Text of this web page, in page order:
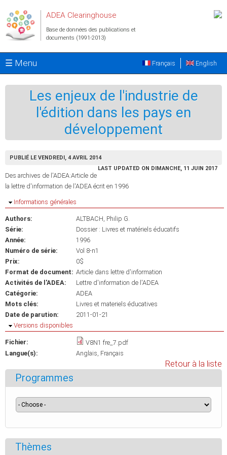
ADEA Clearinghouse
Base de données des publications et
documents (1991-2013)
☰ Menu English
Français
Les enjeux de l'industrie de
l'édition dans les pays en
développement
PUBLIÉ LE VENDREDI, 4 AVRIL 2014
LAST UPDATED ON DIMANCHE, 11 JUIN 2017
Des archives de l'ADEA:Article de
la lettre d'information de l'ADEA écrit en 1996
Masquer
Informations générales
Authors:
ALTBACH, Philip G.
Série:
Dossier : Livres et matériels éducatifs
Année:
1996
Numéro de série:
Vol 8-n1
Prix:
0$
Format de document: Article dans lettre d'information
Activités de l'ADEA:
Lettre d'information de l'ADEA
Catégorie:
ADEA
Mots clés:
Livres et materiels éducatives
Date de parution:
2011-01-21
Masquer
Versions disponibles
Fichier:
V8N1 fre_7.pdf
Langue(s):
Anglais Français
Retour à la liste
Programmes
Thèmes